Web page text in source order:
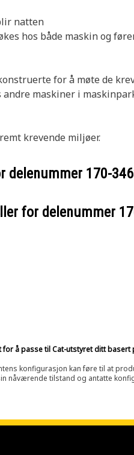
natten
hos både maskin og
for å møte de
andre maskiner i
krevende miljøer.
delenummer 170-
for delenummer
for å passe til Cat-utstyret ditt
konfigurasjon kan føre til at
nåværende tilstand og antatte